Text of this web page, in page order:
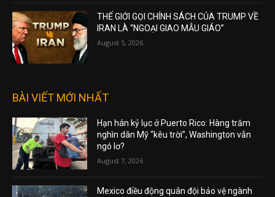
THẾ GIỚI GỌI CHÍNH SÁCH CỦA TRUMP VỀ
IRAN LÀ “NGOẠI GIAO MẪU GIÁO”
August 5, 2026
BÀI VIẾT MỚI NHẤT
Hạn hán kỷ lục ở Puerto Rico: Hàng trăm
nghìn dân Mỹ “kêu trời”, Washington vẫn
ngó lơ?
August 7, 2026
Mexico điều động quân đội bảo vệ ngành